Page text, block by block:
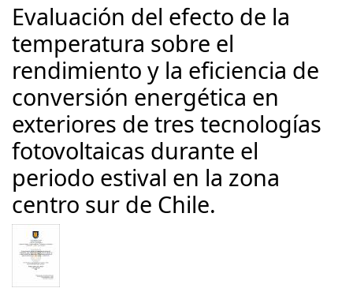
Evaluación del efecto de la
temperatura sobre el
rendimiento y la eficiencia de
conversión energética en
exteriores de tres tecnologías
fotovoltaicas durante el
periodo estival en la zona
centro sur de Chile.